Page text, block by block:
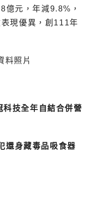
元，年減9.8%，
現優異，創111年
料照片
技全年自結合併營
還身藏毒品吸食器